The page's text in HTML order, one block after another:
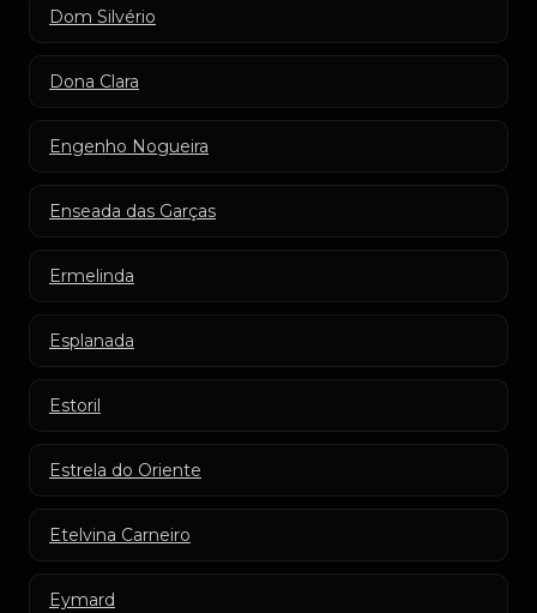
Dom Silvério
Dona Clara
Engenho Nogueira
Enseada das Garças
Ermelinda
Esplanada
Estoril
Estrela do Oriente
Etelvina Carneiro
Eymard